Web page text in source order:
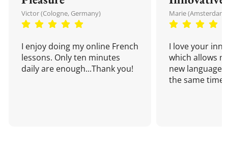
Victor (Cologne, Germany)
I enjoy doing my online French
lessons. Only ten minutes
daily are enough...Thank you!
Marie
I love your
which allows
new language
the same time!